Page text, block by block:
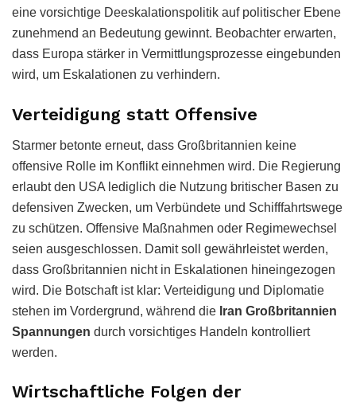
eine vorsichtige Deeskalationspolitik auf politischer Ebene
zunehmend an Bedeutung gewinnt. Beobachter erwarten,
dass Europa stärker in Vermittlungsprozesse eingebunden
wird, um Eskalationen zu verhindern.
Verteidigung statt Offensive
Starmer betonte erneut, dass Großbritannien keine
offensive Rolle im Konflikt einnehmen wird. Die Regierung
erlaubt den USA lediglich die Nutzung britischer Basen zu
defensiven Zwecken, um Verbündete und Schifffahrtswege
zu schützen. Offensive Maßnahmen oder Regimewechsel
seien ausgeschlossen. Damit soll gewährleistet werden,
dass Großbritannien nicht in Eskalationen hineingezogen
wird. Die Botschaft ist klar: Verteidigung und Diplomatie
stehen im Vordergrund, während die Iran Großbritannien
Spannungen durch vorsichtiges Handeln kontrolliert
werden.
Wirtschaftliche Folgen der